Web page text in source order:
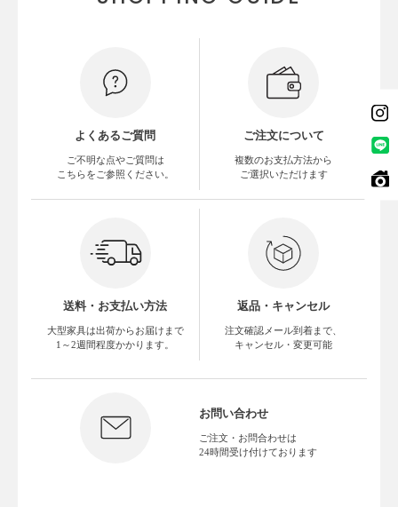
よくあるご質問
ご不明な点やご質問は
こちらをご参照ください。
ご注文について
複数のお支払方法から
ご選択いただけます
送料・お支払い方法
大型家具は出荷からお届けまで
1～2週間程度かかります。
返品・キャンセル
注文確認メール到着まで、
キャンセル・変更可能
お問い合わせ
ご注文・お問合わせは
24時間受け付けております